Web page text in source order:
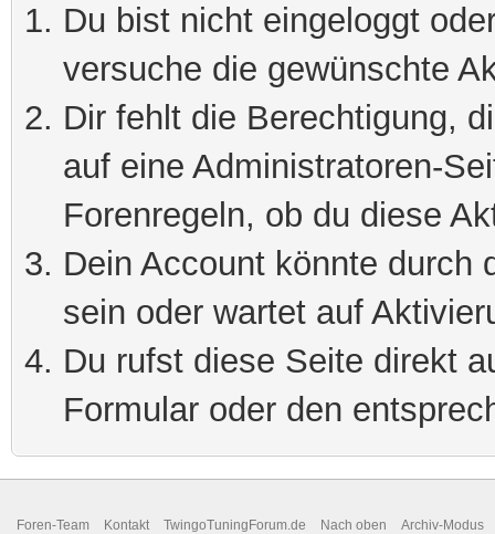
Du bist nicht eingeloggt
versuche die gewünschte
Dir fehlt die Berechtigung,
auf eine Administratoren-
Forenregeln, ob du diese
Dein Account könnte durch
sein oder wartet auf
Du rufst diese Seite direkt
Formular oder den
Foren-Team Kontakt TwingoTuningForum.de Nach oben Archiv-Modus